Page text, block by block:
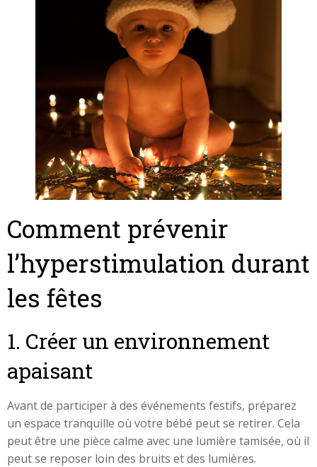
Comment prévenir
l’hyperstimulation durant
les fêtes
1. Créer un environnement
apaisant
Avant de participer à des événements festifs, préparez
un espace tranquille où votre bébé peut se retirer. Cela
peut être une pièce calme avec une lumière tamisée, où il
peut se reposer loin des bruits et des lumières.